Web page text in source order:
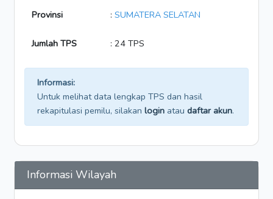
Provinsi : SUMATERA SELATAN
Jumlah TPS : 24 TPS
Informasi:
Untuk melihat data lengkap TPS dan hasil
rekapitulasi pemilu, silakan login atau daftar akun.
Informasi Wilayah